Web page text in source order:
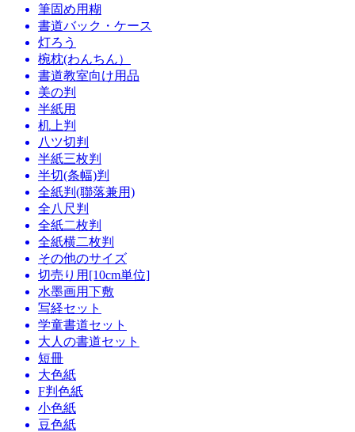
筆固め用糊
書道バック・ケース
灯ろう
椀枕(わんちん）
書道教室向け用品
美の判
半紙用
机上判
八ツ切判
半紙三枚判
半切(条幅)判
全紙判(聯落兼用)
全八尺判
全紙二枚判
全紙横二枚判
その他のサイズ
切売り用[10cm単位]
水墨画用下敷
写経セット
学童書道セット
大人の書道セット
短冊
大色紙
F判色紙
小色紙
豆色紙